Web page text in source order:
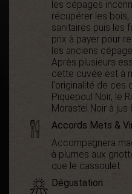
les cépages
récupérer les
sanitaires puis les
prix à payer pour
les anciens
Après plusieurs
cette cuvée est à
l'originalité de ces
Piquepoul Noir, le
Morastel Noir à jus
Accords Mets &
Accompagnera
à plumes aux
que le cassoulet
Dégustation